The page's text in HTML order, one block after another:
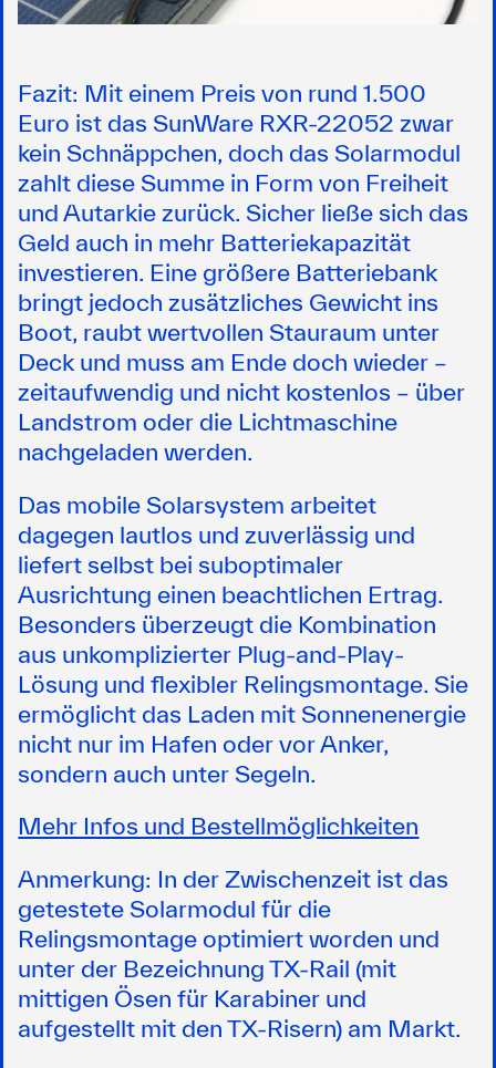
Fazit: Mit einem Preis von rund 1.500
Euro ist das SunWare RXR-22052 zwar
kein Schnäppchen, doch das Solarmodul
zahlt diese Summe in Form von Freiheit
und Autarkie zurück. Sicher ließe sich das
Geld auch in mehr Batteriekapazität
investieren. Eine größere Batteriebank
bringt jedoch zusätzliches Gewicht ins
Boot, raubt wertvollen Stauraum unter
Deck und muss am Ende doch wieder –
zeitaufwendig und nicht kostenlos – über
Landstrom oder die Lichtmaschine
nachgeladen werden.
Das mobile Solarsystem arbeitet
dagegen lautlos und zuverlässig und
liefert selbst bei suboptimaler
Ausrichtung einen beachtlichen Ertrag.
Besonders überzeugt die Kombination
aus unkomplizierter Plug-and-Play-
Lösung und flexibler Relingsmontage. Sie
ermöglicht das Laden mit Sonnenenergie
nicht nur im Hafen oder vor Anker,
sondern auch unter Segeln.
Mehr Infos und Bestellmöglichkeiten
Anmerkung: In der Zwischenzeit ist das
getestete Solarmodul für die
Relingsmontage optimiert worden und
unter der Bezeichnung TX-Rail (mit
mittigen Ösen für Karabiner und
aufgestellt mit den TX-Risern) am Markt.